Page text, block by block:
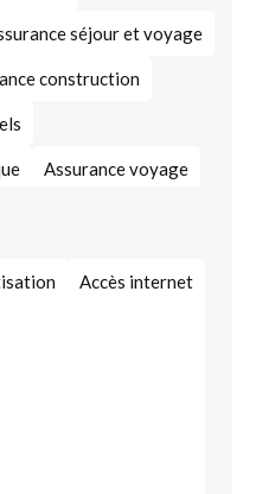
séjour et voyage
construction
Assurance voyage
Accès internet